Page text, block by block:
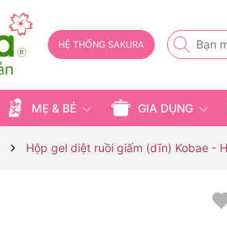
HỆ THỐNG SAKURA
MẸ & BÉ GIA DỤNG
Hộp gel diệt ruồi giấm (dĩn) Kobae -